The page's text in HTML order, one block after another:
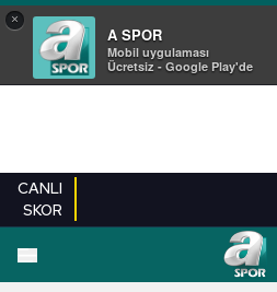
×
A SPOR
Mobil uygulaması
Ücretsiz - Google Play'de
CANLI
SKOR